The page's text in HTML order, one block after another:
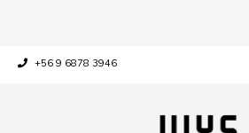
+56 9 6878 3946